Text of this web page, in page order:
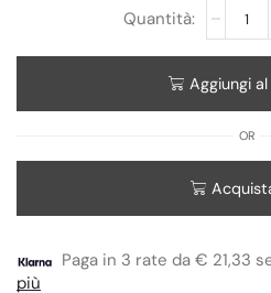
Aggiungi
OR
Paga in 3 rate da € 21,33
più